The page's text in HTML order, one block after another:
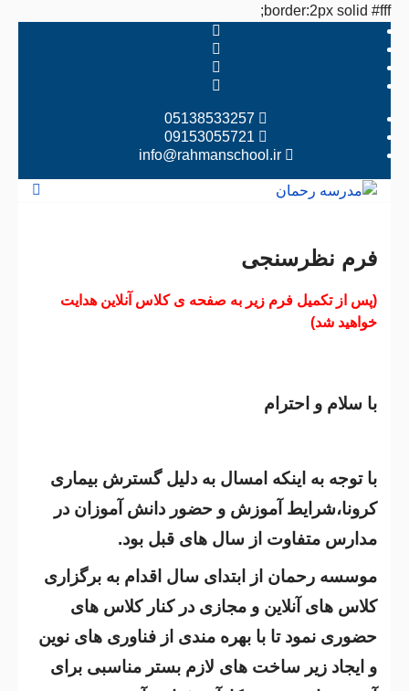
border:2px solid #fff;
05138533257
09153055721
info@rahmanschool.ir
فرم نظرسنجی
(پس از تکمیل فرم زیر به صفحه ی کلاس آنلاین هدایت
خواهید شد)
با سلام و احترام
با توجه به اینکه امسال به دلیل گسترش بیماری
کرونا،شرایط آموزش و حضور دانش آموزان در
مدارس متفاوت از سال های قبل بود.
موسسه رحمان از ابتدای سال اقدام به برگزاری
کلاس های آنلاین و مجازی در کنار کلاس های
حضوری نمود تا با بهره مندی از فناوری های نوین
و ایجاد زیر ساخت های لازم بستر مناسبی برای